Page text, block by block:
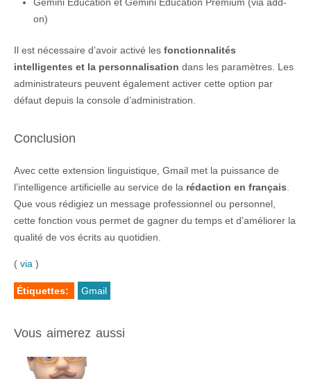
on)
Il est nécessaire d’avoir activé les fonctionnalités
intelligentes et la personnalisation dans les paramètres. Les
administrateurs peuvent également activer cette option par
défaut depuis la console d’administration.
Conclusion
Avec cette extension linguistique, Gmail met la puissance de
l’intelligence artificielle au service de la rédaction en français
Que vous rédigiez un message professionnel ou personnel,
cette fonction vous permet de gagner du temps et d’améliorer la
qualité de vos écrits au quotidien.
( via )
Étiquettes: Gmail
Vous aimerez aussi